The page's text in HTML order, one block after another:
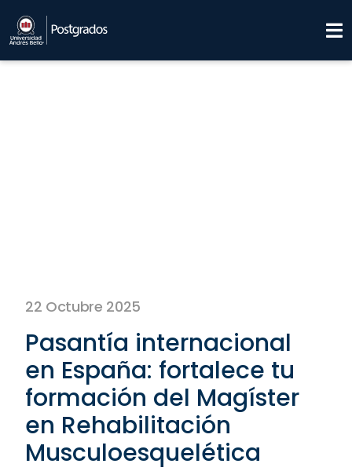
22 Octubre 2025
Pasantía internacional
en España: fortalece tu
formación del Magíster
en Rehabilitación
Musculoesquelética